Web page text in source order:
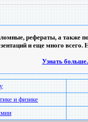
рефераты, а также
и еще много всего.
Узнать
и физике